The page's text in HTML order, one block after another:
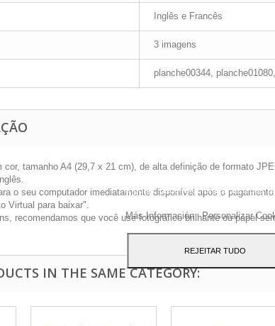
Inglês e Francês
3 imagens
planche00344,
cor, tamanho A4 (29,7 x 21 cm), de alta definição de formato
o seu computador imediatamente disponível após o
Virtual para baixar".
recomendamos que você use fotográfico brilhante ou papel
IN THE SAME CATEGORY:
a publicidade relacionada às suas
Más Información Personalizar
REJEITAR TUDO